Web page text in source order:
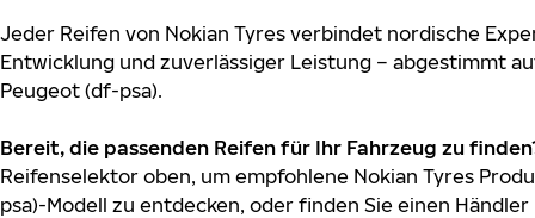
Jeder Reifen von Nokian Tyres verbindet nordische
Entwicklung und zuverlässiger Leistung – abgestimmt
Peugeot (df-psa).
Bereit, die passenden Reifen für Ihr Fahrzeug zu
Reifenselektor oben, um empfohlene Nokian Tyres
psa)-Modell zu entdecken, oder finden Sie einen